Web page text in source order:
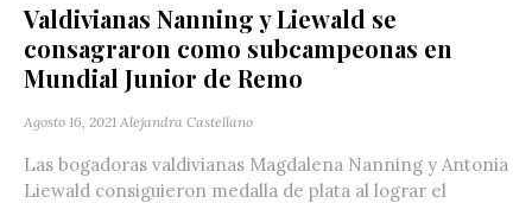
Valdivianas Nanning y Liewald se
consagraron como subcampeonas en
Mundial Junior de Remo
Agosto 16, 2021 Alejandra Castellano
Las bogadoras valdivianas Magdalena Nanning y Antonia
Liewald consiguieron medalla de plata al lograr el